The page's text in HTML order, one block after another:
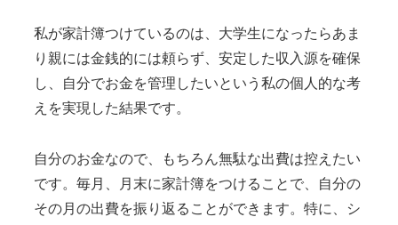
私が家計簿つけているのは、大学生になったらあま
り親には金銭的には頼らず、安定した収入源を確保
し、自分でお金を管理したいという私の個人的な考
えを実現した結果です。
自分のお金なので、もちろん無駄な出費は控えたい
です。毎月、月末に家計簿をつけることで、自分の
その月の出費を振り返ることができます。特に、シ